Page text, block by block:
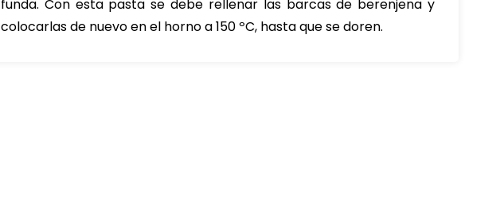
funda. Con esta pasta se debe rellenar las barcas de berenjena y
colocarlas de nuevo en el horno a 150 ºC, hasta que se doren.